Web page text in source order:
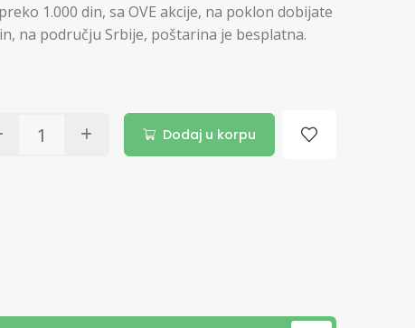
1.000 din, sa OVE akcije, na poklon dobijate
na području Srbije, poštarina je besplatna.
Dodaj u korpu